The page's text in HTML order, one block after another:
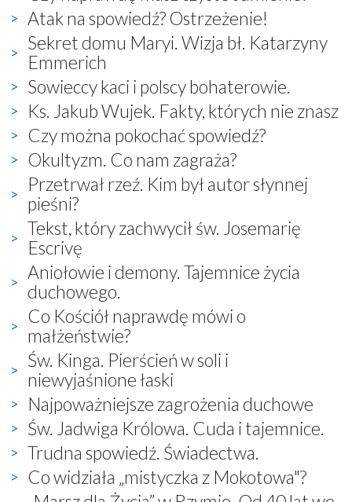
Atak na spowiedź? Ostrzeżenie!
Sekret domu Maryi. Wizja bł. Katarzyny
Emmerich
Sowieccy kaci i polscy bohaterowie.
Ks. Jakub Wujek. Fakty, których nie znasz
Czy można pokochać spowiedź?
Okultyzm. Co nam zagraża?
Przetrwał rzeź. Kim był autor słynnej
pieśni?
Tekst, który zachwycił św. Josemarię
Escrivę
Aniołowie i demony. Tajemnice życia
duchowego.
Co Kościół naprawdę mówi o
małżeństwie?
Św. Kinga. Pierścień w soli i
niewyjaśnione łaski
Najpoważniejsze zagrożenia duchowe
Św. Jadwiga Królowa. Cuda i tajemnice.
Trudna spowiedź. Świadectwa.
Co widziała „mistyczka z Mokotowa"?